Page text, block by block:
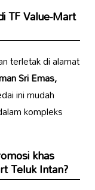
TF Value-Mart
terletak di alamat
Sri Emas,
ini mudah
kompleks
khas
Teluk Intan?